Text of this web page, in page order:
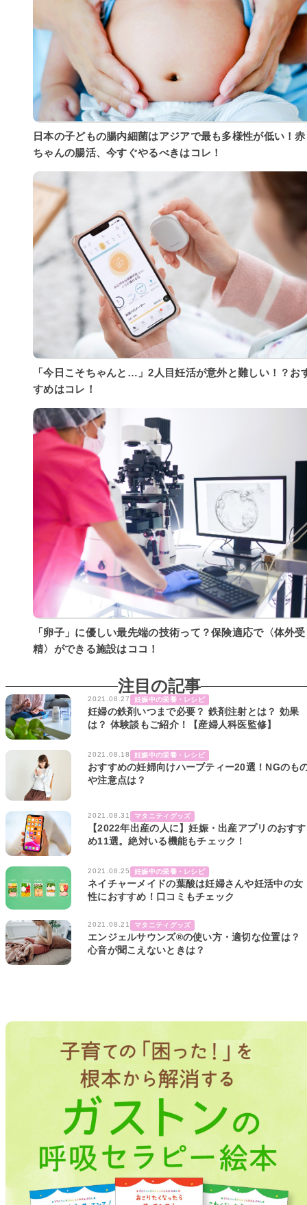
日本の子どもの腸内細菌はアジアで最も多様性が低い！赤
ちゃんの腸活、今すぐやるべきはコレ！
「今日こそちゃんと…」2人目妊活が意外と難しい！？お
すめはコレ！
「卵子」に優しい最先端の技術って？保険適応で〈体外受
精〉ができる施設はココ！
注目の記事
2021.08.27 妊娠中の栄養・レシピ
妊婦の鉄剤いつまで必要？ 鉄剤注射とは？ 効果
は？ 体験談もご紹介！【産婦人科医監修】
2021.08.18 妊娠中の栄養・レシピ
おすすめの妊婦向けハーブティー20選！NGのも
や注意点は？
2021.08.31 マタニティグッズ
【2022年出産の人に】妊娠・出産アプリのおすす
め11選。絶対いる機能もチェック！
2021.08.25 妊娠中の栄養・レシピ
ネイチャーメイドの葉酸は妊婦さんや妊活中の女
性におすすめ！口コミもチェック
2021.08.21 マタニティグッズ
エンジェルサウンズ®の使い方・適切な位置は？
心音が聞こえないときは？